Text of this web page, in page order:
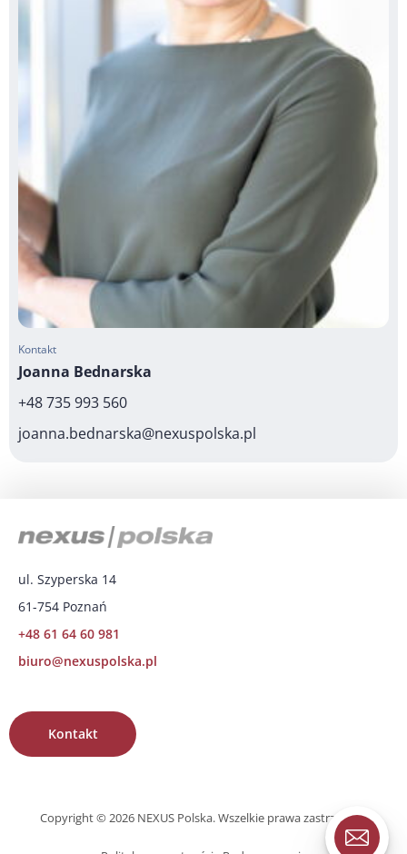
Kontakt
Joanna Bednarska
+48 735 993 560
joanna.bednarska@nexuspolska.pl
ul. Szyperska 14
61-754 Poznań
+48 61 64 60 981
biuro@nexuspolska.pl
Kontakt
Copyright © 2026 NEXUS Polska. Wszelkie prawa zastrzeżone